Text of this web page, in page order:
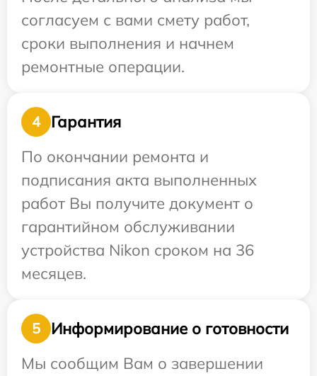
согласуем с вами смету работ,
сроки выполнения и начнем
ремонтные операции.
4
Гарантия
По окончании ремонта и
подписания акта выполненных
работ Вы получите документ о
гарантийном обслуживании
устройства Nikon сроком на 36
месяцев.
5
Информирование о готовности
Мы сообщим Вам о завершении